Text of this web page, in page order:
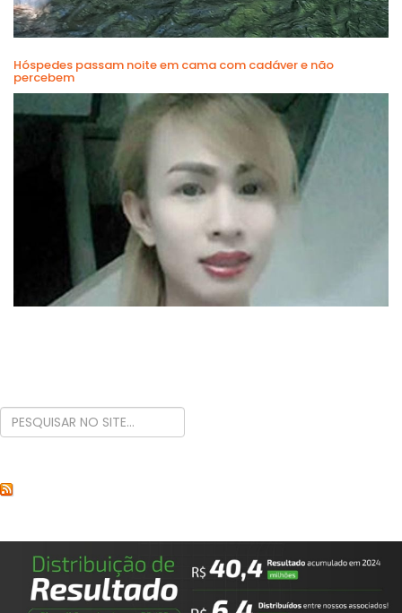
Hóspedes passam noite em cama com cadáver e não
percebem